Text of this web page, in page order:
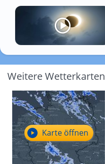
Weitere Wetterkarten
Karte öffnen